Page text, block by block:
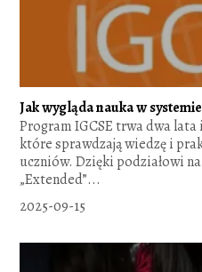
Jak wygląda nauka w
Program IGCSE trwa dwa
które sprawdzają wiedzę i
uczniów. Dzięki podziałowi
„Extended”...
2025-09-15